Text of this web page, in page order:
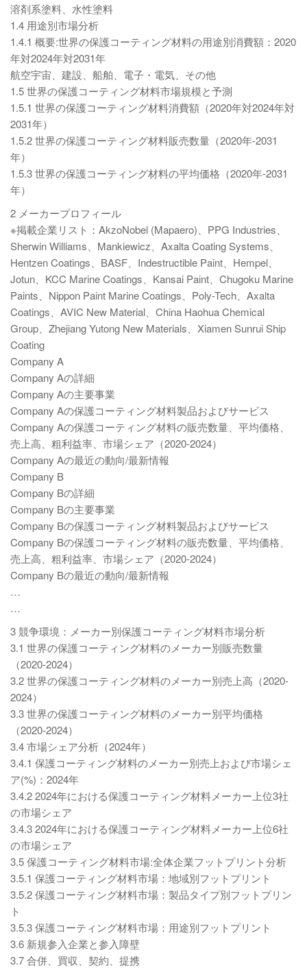
溶剤系塗料、水性塗料
1.4 用途別市場分析
1.4.1 概要:世界の保護コーティング材料の用途別消費額：2020
年対2024年対2031年
航空宇宙、建設、船舶、電子・電気、その他
1.5 世界の保護コーティング材料市場規模と予測
1.5.1 世界の保護コーティング材料消費額（2020年対2024年対
2031年）
1.5.2 世界の保護コーティング材料販売数量（2020年-2031
年）
1.5.3 世界の保護コーティング材料の平均価格（2020年-2031
年）
2 メーカープロフィール
※掲載企業リスト：AkzoNobel (Mapaero)、PPG Industries、
Sherwin Williams、Mankiewicz、Axalta Coating Systems、
Hentzen Coatings、BASF、Indestructible Paint、Hempel、
Jotun、KCC Marine Coatings、Kansai Paint、Chugoku Marine
Paints、Nippon Paint Marine Coatings、Poly-Tech、Axalta
Coatings、AVIC New Material、China Haohua Chemical
Group、Zhejiang Yutong New Materials、Xiamen Sunrui Ship
Coating
Company A
Company Aの詳細
Company Aの主要事業
Company Aの保護コーティング材料製品およびサービス
Company Aの保護コーティング材料の販売数量、平均価格、
売上高、粗利益率、市場シェア（2020-2024）
Company Aの最近の動向/最新情報
Company B
Company Bの詳細
Company Bの主要事業
Company Bの保護コーティング材料製品およびサービス
Company Bの保護コーティング材料の販売数量、平均価格、
売上高、粗利益率、市場シェア（2020-2024）
Company Bの最近の動向/最新情報
…
…
3 競争環境：メーカー別保護コーティング材料市場分析
3.1 世界の保護コーティング材料のメーカー別販売数量
（2020-2024）
3.2 世界の保護コーティング材料のメーカー別売上高（2020-
2024）
3.3 世界の保護コーティング材料のメーカー別平均価格
（2020-2024）
3.4 市場シェア分析（2024年）
3.4.1 保護コーティング材料のメーカー別売上および市場シェ
ア(%)：2024年
3.4.2 2024年における保護コーティング材料メーカー上位3社
の市場シェア
3.4.3 2024年における保護コーティング材料メーカー上位6社
の市場シェア
3.5 保護コーティング材料市場:全体企業フットプリント分析
3.5.1 保護コーティング材料市場：地域別フットプリント
3.5.2 保護コーティング材料市場：製品タイプ別フットプリン
ト
3.5.3 保護コーティング材料市場：用途別フットプリント
3.6 新規参入企業と参入障壁
3.7 合併、買収、契約、提携